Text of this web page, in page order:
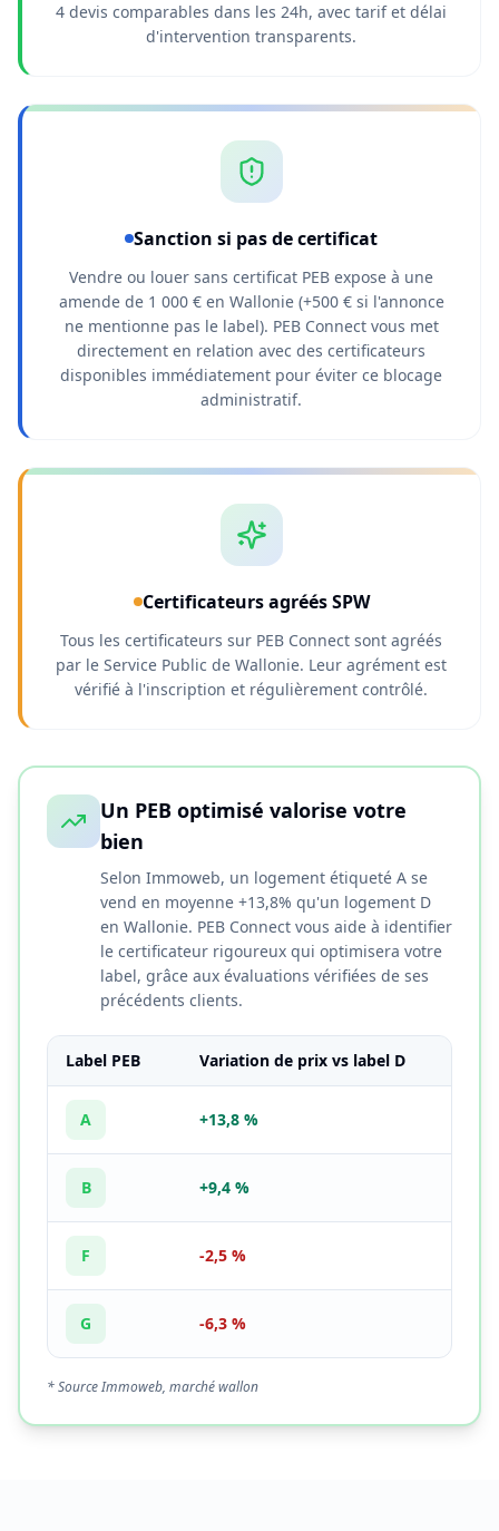
4 devis comparables dans les 24h, avec tarif et délai
d'intervention transparents.
Sanction si pas de certificat
Vendre ou louer sans certificat PEB expose à une
amende de 1 000 € en Wallonie (+500 € si l'annonce
ne mentionne pas le label). PEB Connect vous met
directement en relation avec des certificateurs
disponibles immédiatement pour éviter ce blocage
administratif.
Certificateurs agréés SPW
Tous les certificateurs sur PEB Connect sont agréés
par le Service Public de Wallonie. Leur agrément est
vérifié à l'inscription et régulièrement contrôlé.
Un PEB optimisé valorise votre
bien
Selon Immoweb, un logement étiqueté A se
vend en moyenne +13,8% qu'un logement D
en Wallonie. PEB Connect vous aide à identifier
le certificateur rigoureux qui optimisera votre
label, grâce aux évaluations vérifiées de ses
précédents clients.
Label PEB Variation de prix vs label D
A +13,8 %
B +9,4 %
F -2,5 %
G -6,3 %
* Source Immoweb, marché wallon